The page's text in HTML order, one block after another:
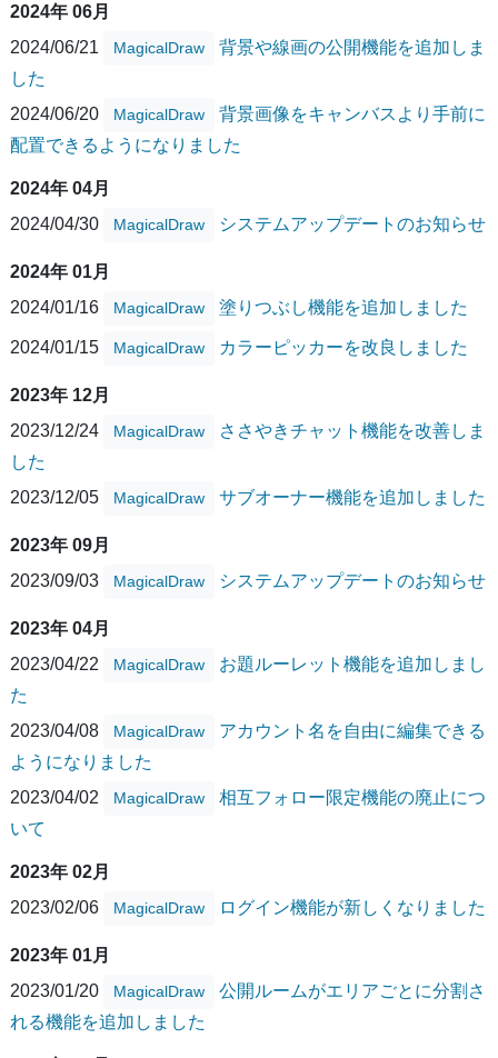
2024年 06月
2024/06/21
MagicalDraw
背景や線画の公開機能を追加しま
した
2024/06/20
MagicalDraw
背景画像をキャンバスより手前に
配置できるようになりました
2024年 04月
2024/04/30
MagicalDraw システムアップデートのお知らせ
2024年 01月
2024/01/16
MagicalDraw 塗りつぶし機能を追加しました
2024/01/15 MagicalDraw カラーピッカーを改良しました
2023年 12月
2023/12/24
MagicalDraw
ささやきチャット機能を改善しま
した
2023/12/05
MagicalDraw サブオーナー機能を追加しました
2023年 09月
2023/09/03
MagicalDraw システムアップデートのお知らせ
2023年 04月
2023/04/22
MagicalDraw
お題ルーレット機能を追加しまし
た
2023/04/08
MagicalDraw
アカウント名を自由に編集できる
ようになりました
2023/04/02
MagicalDraw
相互フォロー限定機能の廃止につ
いて
2023年 02月
2023/02/06
MagicalDraw ログイン機能が新しくなりました
2023年 01月
2023/01/20
MagicalDraw
公開ルームがエリアごとに分割さ
れる機能を追加しました